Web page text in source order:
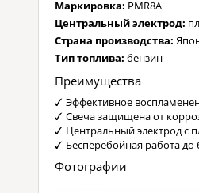
Маркировка: PMR8A
Центральный электрод:
Страна производства:
Тип топлива: бензин
Преимущества
Эффективное
Свеча защищена от
Центральный электрод с
Бесперебойная работа до
Фотографии